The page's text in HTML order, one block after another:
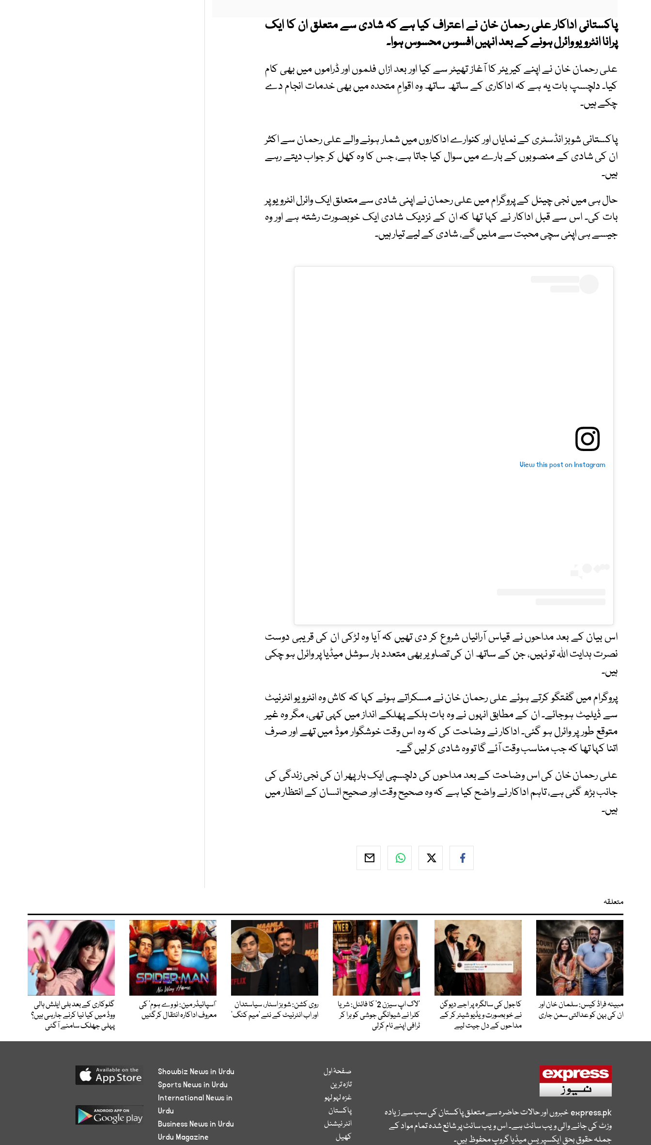
پاکستانی اداکار علی رحمان خان نے اعتراف کیا ہے کہ شادی سے متعلق ان کا ایک
پرانا انٹرویو وائرل ہونے کے بعد انہیں افسوس محسوس ہوا۔
علی رحمان خان نے اپنے کیریئر کا آغاز تھیٹر سے کیا اور بعد ازاں فلموں اور ڈراموں میں بھی کام
کیا۔ دلچسپ بات یہ ہے کہ اداکاری کے ساتھ ساتھ وہ اقوامِ متحدہ میں بھی خدمات انجام دے
چکے ہیں۔
پاکستانی شوبز انڈسٹری کے نمایاں اور کنوارے اداکاروں میں شمار ہونے والے علی رحمان سے اکثر
ان کی شادی کے منصوبوں کے بارے میں سوال کیا جاتا ہے، جس کا وہ کھل کر جواب دیتے رہے
ہیں۔
حال ہی میں نجی چینل کے پروگرام میں علی رحمان نے اپنی شادی سے متعلق ایک وائرل انٹرویو پر
بات کی۔ اس سے قبل اداکار نے کہا تھا کہ ان کے نزدیک شادی ایک خوبصورت رشتہ ہے اور وہ
جیسے ہی اپنی سچی محبت سے ملیں گے، شادی کے لیے تیار ہیں۔
View this post on Instagram
اس بیان کے بعد مداحوں نے قیاس آرائیاں شروع کر دی تھیں کہ آیا وہ لڑکی ان کی قریبی دوست
نصرت ہدایت اللہ تو نہیں، جن کے ساتھ ان کی تصاویر بھی متعدد بار سوشل میڈیا پر وائرل ہو چکی
ہیں۔
پروگرام میں گفتگو کرتے ہوئے علی رحمان خان نے مسکراتے ہوئے کہا کہ کاش وہ انٹرویو انٹرنیٹ
سے ڈیلیٹ ہوجائے۔ ان کے مطابق انہوں نے وہ بات ہلکے پھلکے انداز میں کہی تھی، مگر وہ غیر
متوقع طور پر وائرل ہو گئی۔ اداکار نے وضاحت کی کہ وہ اس وقت خوشگوار موڈ میں تھے اور صرف
اتنا کہا تھا کہ جب مناسب وقت آئے گا تو وہ شادی کر لیں گے۔
علی رحمان خان کی اس وضاحت کے بعد مداحوں کی دلچسپی ایک بار پھر ان کی نجی زندگی کی
جانب بڑھ گئی ہے، تاہم اداکار نے واضح کیا ہے کہ وہ صحیح وقت اور صحیح انسان کے انتظار میں
ہیں۔
متعلقہ
مبینہ فراڈ کیس: سلمان خان اور
ان کی بہن کو عدالتی سمن جاری
کاجول کی سالگرہ پر اجے دیوگن
نے خوبصورت ویڈیو شیئر کر کے
مداحوں کے دل جیت لیے
’لاک اپ سیزن 2‘ کا فائنل: شریا
کلرا نے شیوانگی جوشی کو ہرا کر
ٹرافی اپنے نام کرلی
روی کشن: شوبز اسٹار، سیاستدان
اور اب انٹرنیٹ کے نئے ’میم کنگ‘
’اسپائیڈر مین: نو وے ہوم‘ کی
معروف اداکارہ انتقال کرگئیں
گلوکاری کے بعد بلی ایلش ہالی
ووڈ میں کیا نیا کرنے جارہی ہیں؟
پہلی جھلک سامنے آگئی
express.pkخبروں اور حالات حاضرہ سے متعلق پاکستان کی سب سے زیادہ
وزٹ کی جانے والی ویب سائٹ ہے۔ اس ویب سائٹ پر شائع شدہ تمام مواد کے
جملہ حقوق بحق ایکسپریس میڈیا گروپ محفوظ ہیں۔
صفحۂ اول
تازہ ترین
غزہ لہو لہو
پاکستان
انٹر نیشنل
کھیل
Showbiz News in Urdu
Sports News in Urdu
International News in
Urdu
Business News in Urdu
Urdu Magazine